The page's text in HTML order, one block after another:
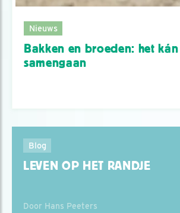
Nieuws
Bakken en broeden: het kán
samengaan
Blog
LEVEN OP HET RANDJE
Door Hans Peeters